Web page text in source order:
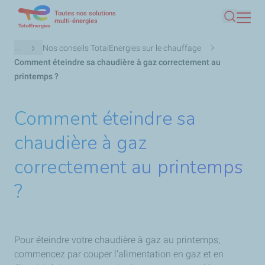
contenu
principal
Toutes nos solutions
multi-énergies
Fil
d'Ariane
...
Nos conseils TotalEnergies sur le chauffage
Comment éteindre sa chaudière à gaz correctement au
printemps ?
Comment éteindre sa
chaudière à gaz
correctement au printemps
?
Pour éteindre votre chaudière à gaz au printemps,
commencez par couper l'alimentation en gaz et en